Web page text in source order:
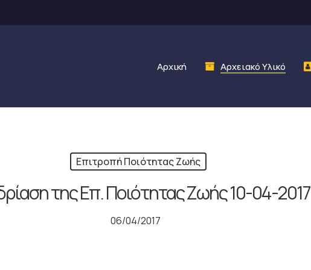
Αρχική Αρχειακό Υλικό
Επιτροπή Ποιότητας Ζωής
της Επ. Ποιότητας Ζωής 10-04-2017
06/04/2017